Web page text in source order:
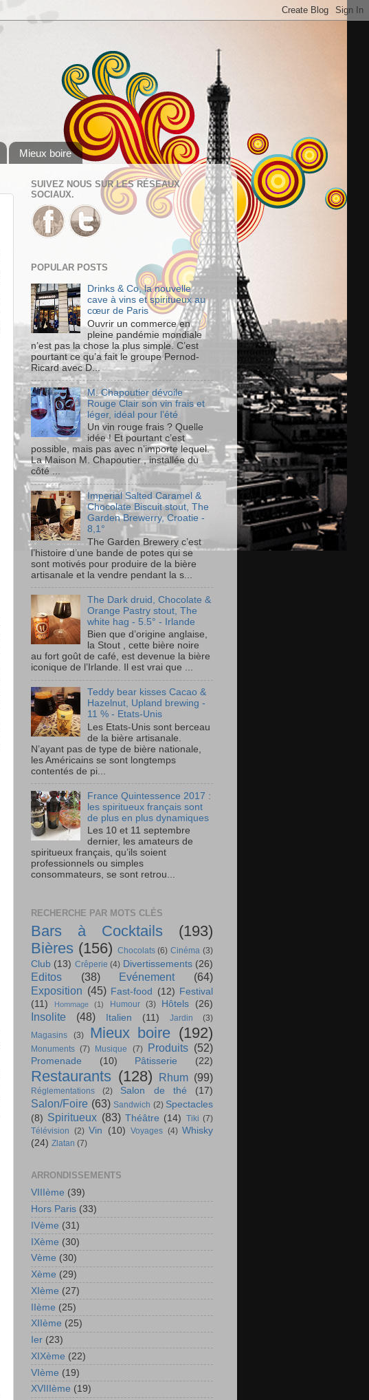
Mieux boire
SUIVEZ NOUS SUR LES RÉSEAUX
SOCIAUX.
POPULAR POSTS
Drinks & Co, la nouvelle
cave à vins et spiritueux au
cœur de Paris
Ouvrir un commerce en
pleine pandémie mondiale
n’est pas la chose la plus simple. C’est
pourtant ce qu’a fait le groupe Pernod-
Ricard avec D...
M. Chapoutier dévoile
Rouge Clair son vin frais et
léger, idéal pour l’été
Un vin rouge frais ? Quelle
idée ! Et pourtant c’est
possible, mais pas avec n’importe lequel.
La Maison M. Chapoutier , installée du
côté ...
Imperial Salted Caramel &
Chocolate Biscuit stout, The
Garden Brewerry, Croatie -
8,1°
The Garden Brewery c’est
l’histoire d’une bande de potes qui se
sont motivés pour produire de la bière
artisanale et la vendre pendant la s...
The Dark druid, Chocolate &
Orange Pastry stout, The
white hag - 5.5° - Irlande
Bien que d’origine anglaise,
la Stout , cette bière noire
au fort goût de café, est devenue la bière
iconique de l’Irlande. Il est vrai que ...
Teddy bear kisses Cacao &
Hazelnut, Upland brewing -
11 % - Etats-Unis
Les Etats-Unis sont berceau
de la bière artisanale.
N’ayant pas de type de bière nationale,
les Américains se sont longtemps
contentés de pi...
France Quintessence 2017 :
les spiritueux français sont
de plus en plus dynamiques
Les 10 et 11 septembre
dernier, les amateurs de
spiritueux français, qu’ils soient
professionnels ou simples
consommateurs, se sont retrou...
RECHERCHE PAR MOTS CLÉS
Bars à Cocktails
(193)
Bières (156) Chocolats (6) Cinéma (3)
Club (13) Crêperie (4) Divertissements (26)
Editos (38) Evénement
(64)
Exposition (45) Fast-food (12) Festival
(11)
Hommage (1) Humour (3) Hôtels (26)
Insolite (48) Italien (11) Jardin
(3)
Magasins
(3) Mieux boire (192)
Monuments (7) Musique (7) Produits (52)
Promenade (10) Pâtisserie (22)
Restaurants (128) Rhum (99)
Réglementations (2) Salon de thé (17)
Salon/Foire (63) Sandwich (2) Spectacles
(8) Spiritueux (83) Théâtre (14) Tiki (7)
Télévision (2) Vin (10) Voyages (4) Whisky
(24) Zlatan (7)
ARRONDISSEMENTS
VIIIème (39)
Hors Paris (33)
IVème (31)
IXème (30)
Vème (30)
Xème (29)
XIème (27)
IIème (25)
XIIème (25)
Ier (23)
XIXème (22)
VIème (19)
XVIIIème (19)